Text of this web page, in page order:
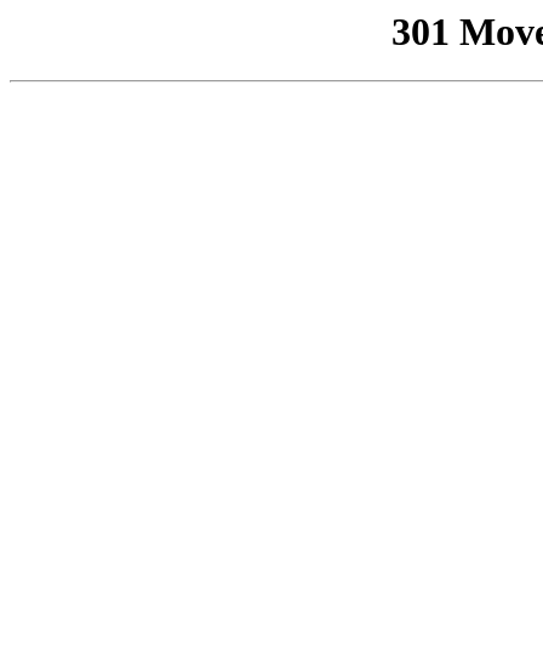
301